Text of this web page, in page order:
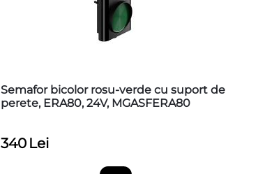
Semafor bicolor rosu-verde cu suport de
perete, ERA80, 24V, MGASFERA80
340 Lei